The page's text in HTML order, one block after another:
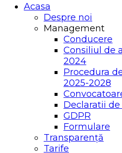
Acasa
Despre noi
Management
Conducere
Consiliul de
2024
Procedura
2025-2028
Declaratii
GDPR
Formulare
Transparență
Tarife